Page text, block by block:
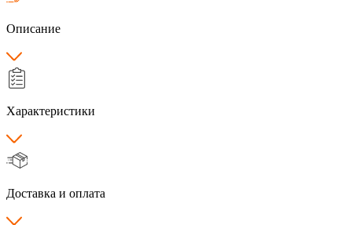
Описание
Характеристики
Доставка и оплата